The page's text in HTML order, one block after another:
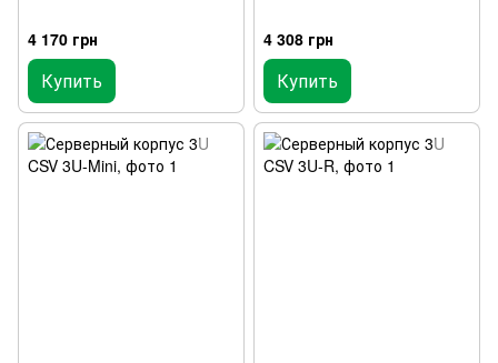
4 170 грн
Купить
4 308 грн
Купить